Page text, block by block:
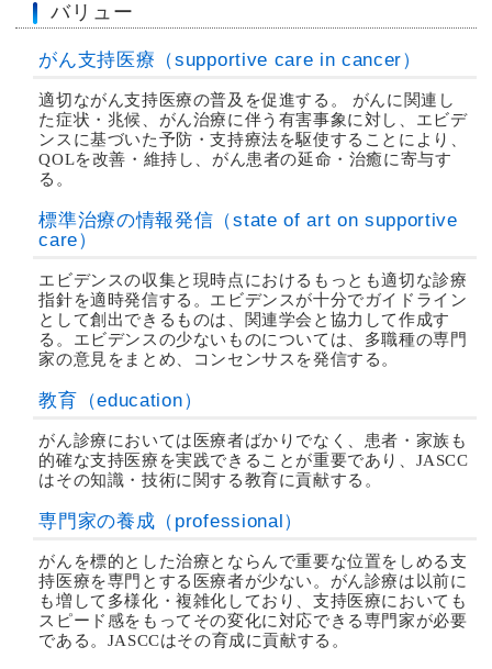
バリュー
がん支持医療（supportive care in cancer）
適切ながん支持医療の普及を促進する。 がんに関連し
た症状・兆候、がん治療に伴う有害事象に対し、エビデ
ンスに基づいた予防・支持療法を駆使することにより、
QOLを改善・維持し、がん患者の延命・治癒に寄与す
る。
標準治療の情報発信（state of art on supportive
care）
エビデンスの収集と現時点におけるもっとも適切な診療
指針を適時発信する。エビデンスが十分でガイドライン
として創出できるものは、関連学会と協力して作成す
る。エビデンスの少ないものについては、多職種の専門
家の意見をまとめ、コンセンサスを発信する。
教育（education）
がん診療においては医療者ばかりでなく、患者・家族も
的確な支持医療を実践できることが重要であり、JASCC
はその知識・技術に関する教育に貢献する。
専門家の養成（professional）
がんを標的とした治療とならんで重要な位置をしめる支
持医療を専門とする医療者が少ない。がん診療は以前に
も増して多様化・複雑化しており、支持医療においても
スピード感をもってその変化に対応できる専門家が必要
である。JASCCはその育成に貢献する。